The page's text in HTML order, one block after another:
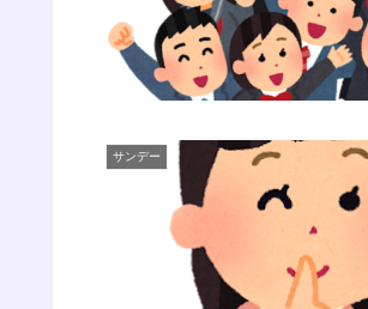
サンデー